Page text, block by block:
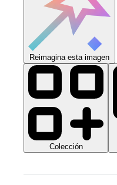
Reimagina esta imagen
Colección